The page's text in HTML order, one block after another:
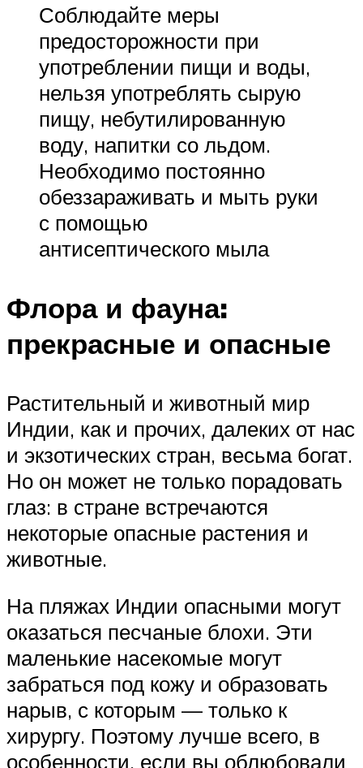
Соблюдайте меры
предосторожности при
употреблении пищи и воды,
нельзя употреблять сырую
пищу, небутилированную
воду, напитки со льдом.
Необходимо постоянно
обеззараживать и мыть руки
с помощью
антисептического мыла
Флора и фауна:
прекрасные и опасные
Растительный и животный мир
Индии, как и прочих, далеких от нас
и экзотических стран, весьма богат.
Но он может не только порадовать
глаз: в стране встречаются
некоторые опасные растения и
животные.
На пляжах Индии опасными могут
оказаться песчаные блохи. Эти
маленькие насекомые могут
забраться под кожу и образовать
нарыв, с которым — только к
хирургу. Поэтому лучше всего, в
особенности, если вы облюбовали